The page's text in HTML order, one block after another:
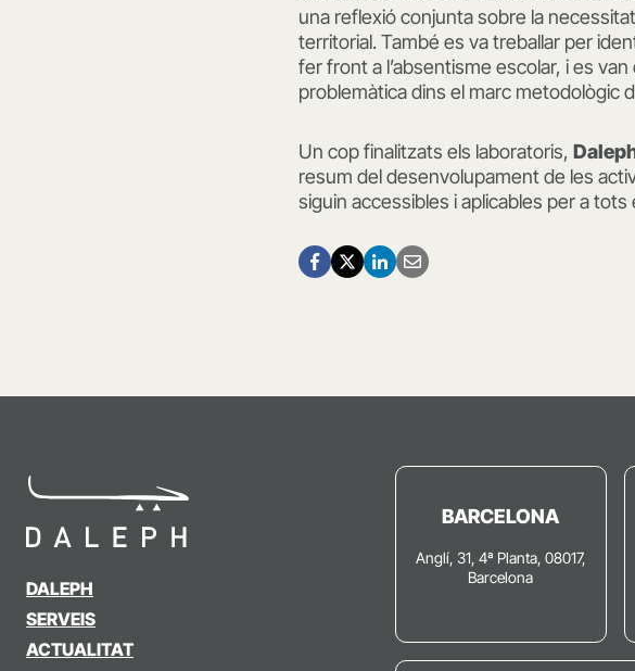
una reflexió conjunta sobre la
territorial. També es va treballar per
fer front a l’absentisme escolar, i es
problemàtica dins el marc metodològic
Un cop finalitzats els laboratoris,
resum del desenvolupament de les
siguin accessibles i aplicables per a
DALEPH
SERVEIS
ACTUALITAT
BARCELONA
Anglí, 31, 4ª Planta, 08017,
Barcelona